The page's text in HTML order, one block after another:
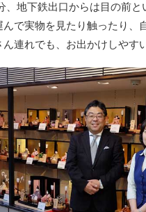
、地下鉄出口からは目の前
で実物を見たり触ったり、
連れでも、お出かけしやす